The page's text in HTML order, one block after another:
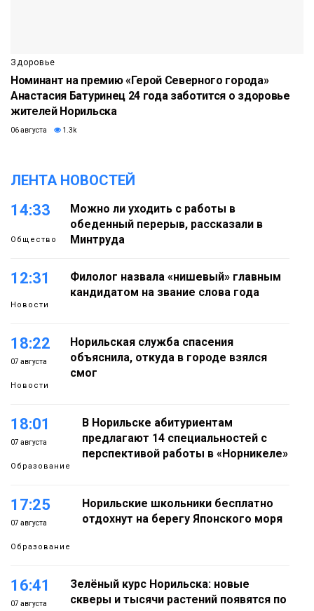
Здоровье
Номинант на премию «Герой Северного города»
Анастасия Батуринец 24 года заботится о здоровье
жителей Норильска
06 августа 1.3k
ЛЕНТА НОВОСТЕЙ
14:33
Общество
Можно ли уходить с работы в
обеденный перерыв, рассказали в
Минтруда
12:31
Новости
Филолог назвала «нишевый» главным
кандидатом на звание слова года
18:22
07 августа
Новости
Норильская служба спасения
объяснила, откуда в городе взялся
смог
18:01
07 августа
Образование
В Норильске абитуриентам
предлагают 14 специальностей с
перспективой работы в «Норникеле»
17:25
07 августа
Образование
Норильские школьники бесплатно
отдохнут на берегу Японского моря
16:41
07 августа
Зелёный курс Норильска: новые
скверы и тысячи растений появятся по